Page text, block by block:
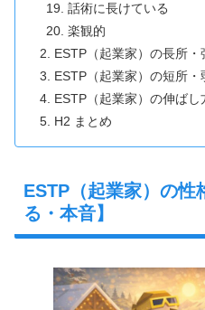
話術に長けている
楽観的
ESTP（起業家）の長所・
ESTP（起業家）の短所・
ESTP（起業家）の伸ば
H2 まとめ
ESTP（起業家）の性
る・本音】